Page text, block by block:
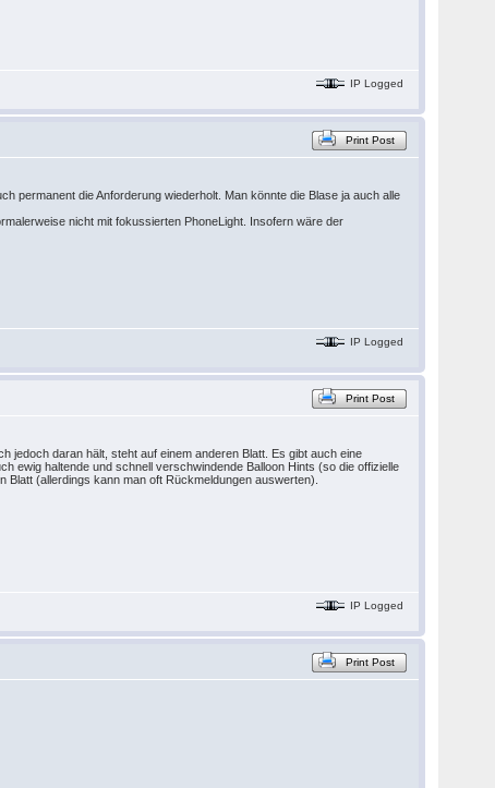
IP Logged
Print Post
permanent die Anforderung wiederholt. Man könnte die Blase ja auch alle
nicht mit fokussierten PhoneLight. Insofern wäre der
IP Logged
Print Post
jedoch daran hält, steht auf einem anderen Blatt. Es gibt auch eine
ewig haltende und schnell verschwindende Balloon Hints (so die offizielle
(allerdings kann man oft Rückmeldungen auswerten).
IP Logged
Print Post